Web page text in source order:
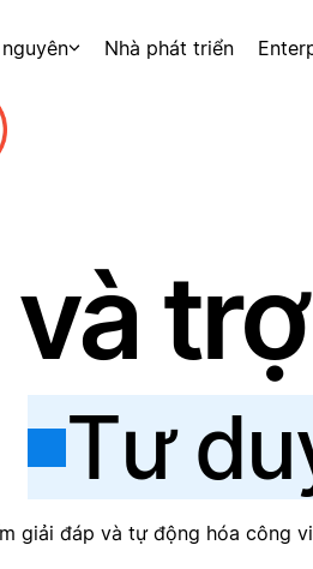
Nhà phát triển
Tư
giải đáp và tự động hóa công